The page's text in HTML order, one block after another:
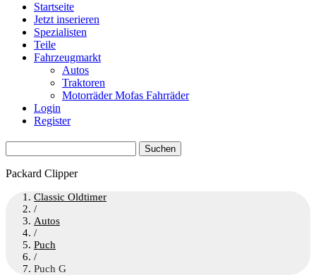
Startseite
Jetzt inserieren
Spezialisten
Teile
Fahrzeugmarkt
Autos
Traktoren
Motorräder Mofas Fahrräder
Login
Register
nach:
Packard Clipper
Classic Oldtimer
/
Autos
/
Puch
/
Puch G